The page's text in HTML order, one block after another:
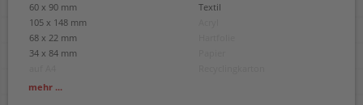
60 x 90 mm
105 x 148 mm
68 x 22 mm
34 x 84 mm
17 x 67 mm
mehr ...
Textil